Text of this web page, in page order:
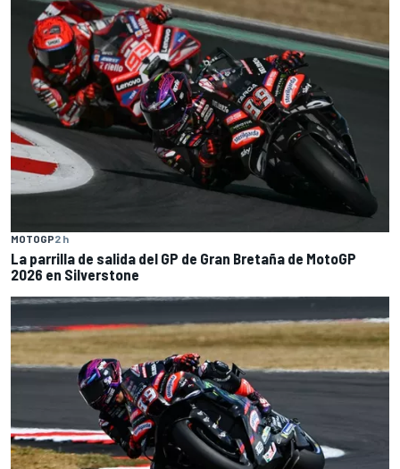
MOTOGP2 h
La parrilla de salida del GP de Gran Bretaña de MotoGP
2026 en Silverstone